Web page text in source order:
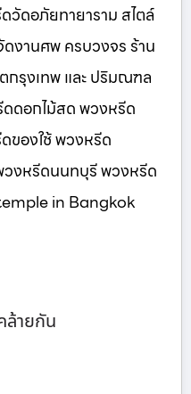
ดอภัยทายาราม สไตล์
งานศพ ครบวงจร ร้าน
กรุงเทพ และ ปริมณฑล
ดอกไม้สด พวงหรีด
ของใช้ พวงหรีด
วงหรีดนนทบุรี พวงหรีด
in Bangkok
ล้ายกัน